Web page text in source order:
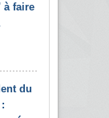
à faire
du